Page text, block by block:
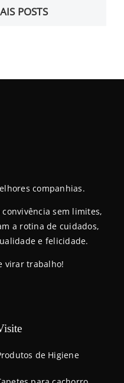
POSTS
companhias.
sem limites,
a rotina de cuidados,
e felicidade.
virar trabalho!
de Higiene